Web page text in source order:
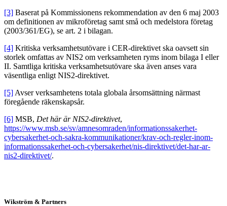
[3] Baserat på Kommissionens rekommendation av den 6 maj 2003
om definitionen av mikroföretag samt små och medelstora företag
(2003/361/EG), se art. 2 i bilagan.
[4] Kritiska verksamhetsutövare i CER-direktivet ska oavsett sin
storlek omfattas av NIS2 om verksamheten ryms inom bilaga I eller
II. Samtliga kritiska verksamhetsutövare ska även anses vara
väsentliga enligt NIS2-direktivet.
[5] Avser verksamhetens totala globala årsomsättning närmast
föregående räkenskapsår.
[6] MSB, Det här är NIS2-direktivet,
https://www.msb.se/sv/amnesomraden/informationssakerhet-
cybersakerhet-och-sakra-kommunikationer/krav-och-regler-inom-
informationssakerhet-och-cybersakerhet/nis-direktivet/det-har-ar-
nis2-direktivet/.
Wikström & Partners